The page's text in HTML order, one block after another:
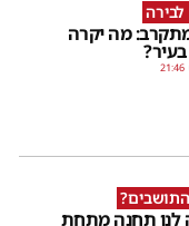
לבירה
מה יקרה
21:46
לנו תחנה מתחת